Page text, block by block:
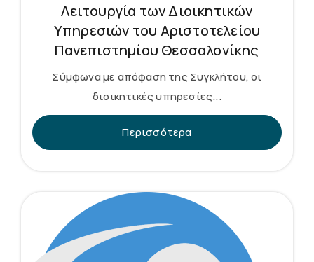
Λειτουργία των Διοικητικών
Υπηρεσιών του Αριστοτελείου
Πανεπιστημίου Θεσσαλονίκης
Σύμφωνα με απόφαση της Συγκλήτου, οι
διοικητικές υπηρεσίες...
Περισσότερα